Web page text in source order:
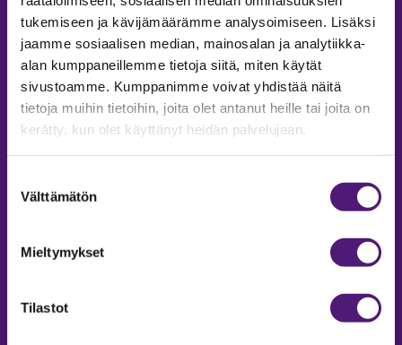
tukemiseen ja kävijämäärämme analysoimiseen. Lisäksi
jaamme sosiaalisen median, mainosalan ja analytiikka-
alan kumppaneillemme tietoja siitä, miten käytät
sivustoamme. Kumppanimme voivat yhdistää näitä
tietoja muihin tietoihin, joita olet antanut heille tai joita on
kerätty, kun olet käyttänyt heidän palvelujaan.
valinta
Välttämätön
Mieltymykset
Tilastot
MAJOITUS
Tiedustelut & Varaukset